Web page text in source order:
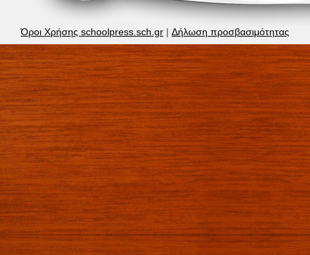
Όροι Χρήσης schoolpress.sch.gr | Δήλωση προσβασιμότητας